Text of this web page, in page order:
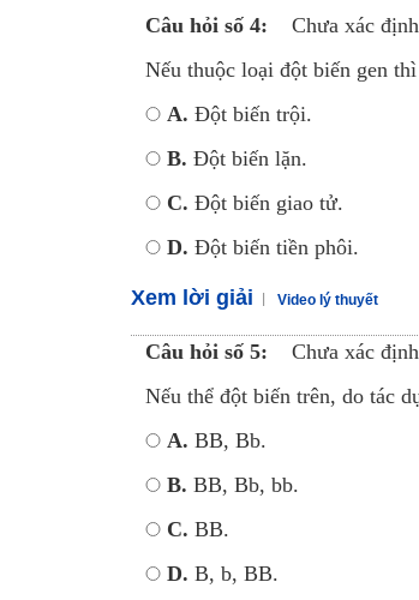
Câu hỏi số 4:
Chưa xác định
Nếu thuộc loại đột biến gen
A. Đột biến trội.
B. Đột biến lặn.
C. Đột biến giao tử.
D. Đột biến tiền phôi.
Xem lời giải Video lý thuyết
Câu hỏi số 5:
Chưa xác định
Nếu thể đột biến trên, do tác
A. BB, Bb.
B. BB, Bb, bb.
C. BB.
D. B, b, BB.